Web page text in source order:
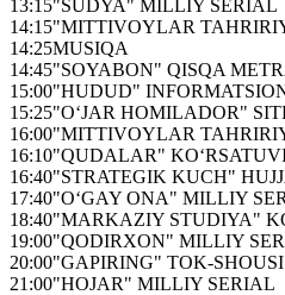
13:15"SUDYA" MILLIY SERIAL
14:15"MITTIVOYLAR
14:25MUSIQA
14:45"SOYABON" QISQA
15:00"HUDUD"
15:25"O‘JAR HOMILADOR"
16:00"MITTIVOYLAR
16:10"QUDALAR"
16:40"STRATEGIK KUCH"
17:40"O‘GAY ONA" MILLIY
18:40"MARKAZIY STUDIYA"
19:00"QODIRXON" MILLIY
20:00"GAPIRING" TOK-SHOUSI
21:00"HOJAR" MILLIY SERIAL